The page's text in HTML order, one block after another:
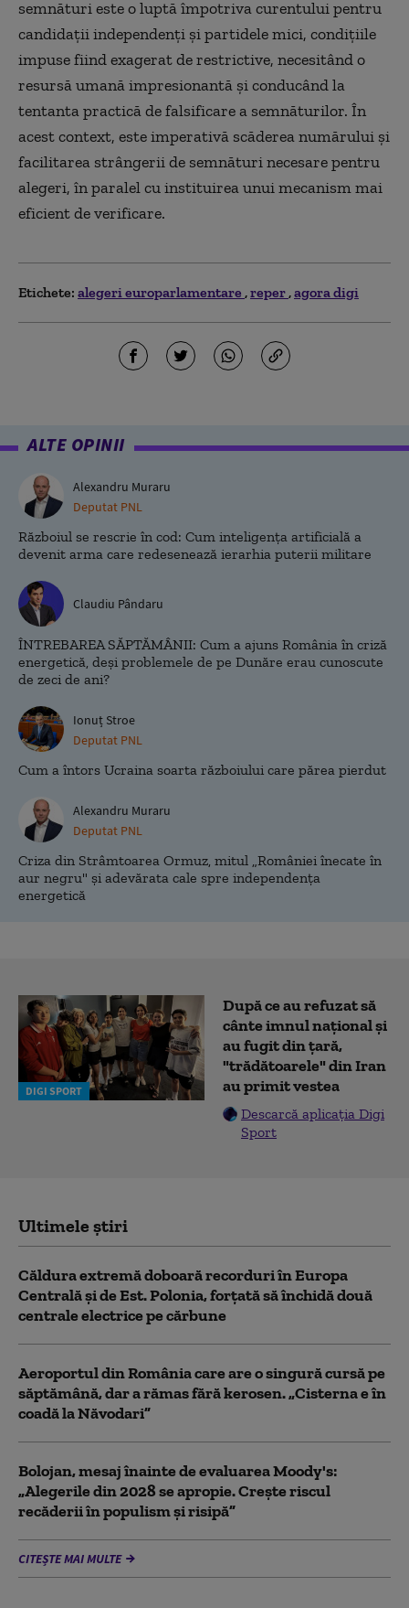
semnături este o luptă împotriva curentului pentru
candidații independenți și partidele mici, condițiile
impuse fiind exagerat de restrictive, necesitând o
resursă umană impresionantă și conducând la
tentanta practică de falsificare a semnăturilor. În
acest context, este imperativă scăderea numărului și
facilitarea strângerii de semnături necesare pentru
alegeri, în paralel cu instituirea unui mecanism mai
eficient de verificare.
Etichete: alegeri europarlamentare reper agora digi
ALTE OPINII
Alexandru Muraru
Deputat PNL
Războiul se rescrie în cod: Cum inteligența artificială a
devenit arma care redesenează ierarhia puterii militare
Claudiu Pândaru
ÎNTREBAREA SĂPTĂMÂNII: Cum a ajuns România în criză
energetică, deși problemele de pe Dunăre erau cunoscute
de zeci de ani?
Ionuț Stroe
Deputat PNL
Cum a întors Ucraina soarta războiului care părea pierdut
Alexandru Muraru
Deputat PNL
Criza din Strâmtoarea Ormuz, mitul „României înecate în
aur negru" și adevărata cale spre independența
energetică
DIGI SPORT
După ce au refuzat să
cânte imnul naţional şi
au fugit din ţară,
"trădătoarele" din Iran
au primit vestea
Descarcă aplicația Digi
Sport
Ultimele știri
Căldura extremă doboară recorduri în Europa
Centrală și de Est. Polonia, forțată să închidă două
centrale electrice pe cărbune
Aeroportul din România care are o singură cursă pe
săptămână, dar a rămas fără kerosen. „Cisterna e în
coadă la Năvodari”
Bolojan, mesaj înainte de evaluarea Moody's:
„Alegerile din 2028 se apropie. Crește riscul
recăderii în populism și risipă”
CITEȘTE MAI MULTE